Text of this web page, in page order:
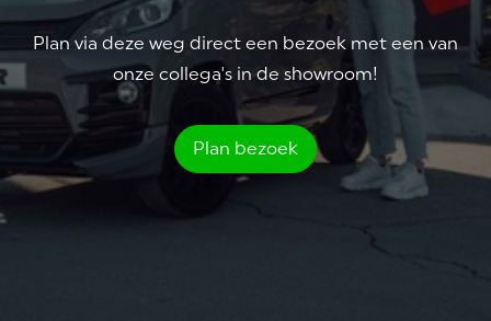
Plan via deze weg direct een bezoek met een van
onze collega's in de showroom!
Plan bezoek